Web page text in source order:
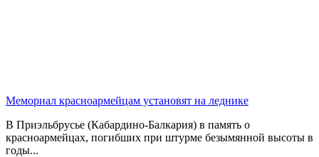
Мемориал красноармейцам установят на леднике
В Приэльбрусье (Кабардино-Балкария) в память о
красноармейцах, погибших при штурме безымянной высоты в
годы...